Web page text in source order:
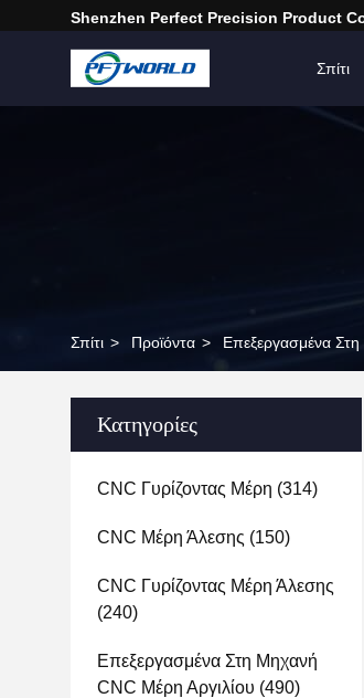
Shenzhen Perfect Precision Product
Σπίτι
Σπίτι > Προϊόντα > Επεξεργασμένα
Κατηγορίες
CNC Γυρίζοντας Μέρη (314)
CNC Μέρη Άλεσης (150)
CNC Γυρίζοντας Μέρη Άλεσης
(240)
Επεξεργασμένα Στη Μηχανή
CNC Μέρη Αργιλίου (490)